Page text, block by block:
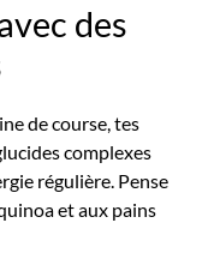
des
de course, tes
complexes
régulière. Pense
et aux pains